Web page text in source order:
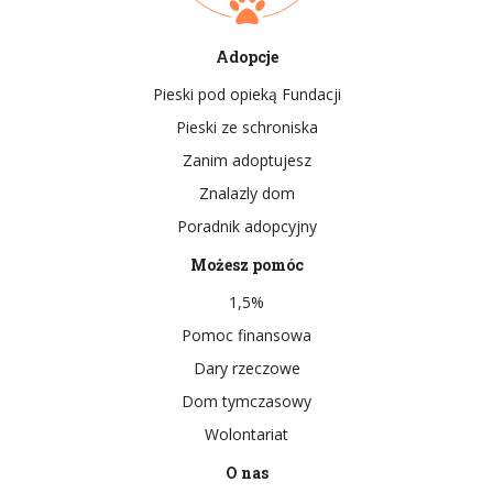
Adopcje
Pieski pod opieką Fundacji
Pieski ze schroniska
Zanim adoptujesz
Znalazly dom
Poradnik adopcyjny
Możesz pomóc
1,5%
Pomoc finansowa
Dary rzeczowe
Dom tymczasowy
Wolontariat
O nas